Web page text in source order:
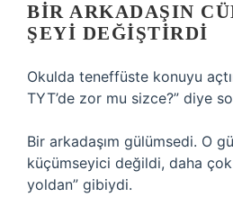
BIR ARKADAŞIN
ŞEYI DEĞIŞTIRDI
Okulda teneffüste konuyu
TYT’de zor mu sizce?” diye
Bir arkadaşım gülümsedi. O
küçümseyici değildi, daha
yoldan” gibiydi.